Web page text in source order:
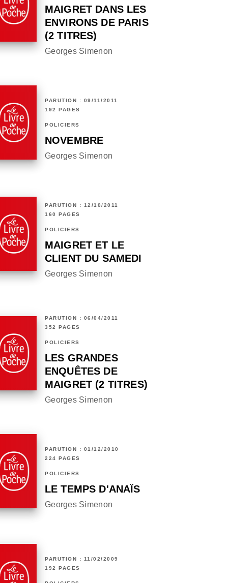
MAIGRET DANS LES
ENVIRONS DE PARIS
(2 TITRES)
Georges Simenon
PARUTION : 09/11/2011
192 PAGES
POLICIERS
NOVEMBRE
Georges Simenon
PARUTION : 12/10/2011
160 PAGES
POLICIERS
MAIGRET ET LE
CLIENT DU SAMEDI
Georges Simenon
PARUTION : 06/04/2011
352 PAGES
POLICIERS
LES GRANDES
ENQUÊTES DE
MAIGRET (2 TITRES)
Georges Simenon
PARUTION : 01/12/2010
224 PAGES
POLICIERS
LE TEMPS D'ANAÏS
Georges Simenon
PARUTION : 11/02/2009
192 PAGES